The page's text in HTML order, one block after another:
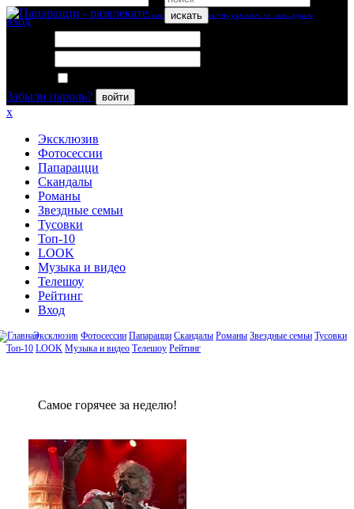
искать
вход
Забыли пароль?
войти
x
Эксклюзив
Фотосессии
Папарацци
Скандалы
Романы
Звездные семьи
Тусовки
Топ-10
LOOK
Музыка и видео
Телешоу
Рейтинг
Вход
Эксклюзив Фотосессии Папарацци Скандалы Романы Звездные семьи Тусовки
Топ-10 LOOK Музыка и видео Телешоу Рейтинг
Сaмое гoрячее за неделю!